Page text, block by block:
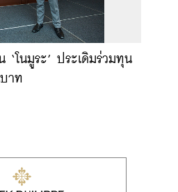
โนมูระ’ ประเดิมร่วมทุน
าท